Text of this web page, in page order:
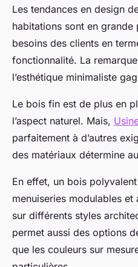
Les tendances en design
habitations sont en
besoins des clients en
fonctionnalité. La
l’esthétique minimaliste
Le bois fin est de plus en
l’aspect naturel. Mais,
parfaitement à d’autres
des matériaux détermine
En effet, un bois
menuiseries modulables et
sur différents styles
permet aussi des options
que les couleurs sur